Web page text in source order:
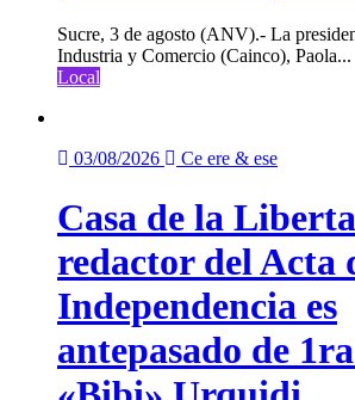
Sucre, 3 de agosto (ANV).- La
Industria y Comercio (Cainco), Paola...
Local
03/08/2026 Ce ere & ese
Casa de la
redactor del Acta
Independencia es
antepasado de